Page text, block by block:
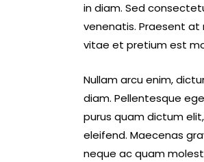
in diam. Sed
venenatis. Praesent at
vitae et pretium est
Nullam arcu enim,
diam. Pellentesque
purus quam dictum
eleifend. Maecenas
neque ac quam